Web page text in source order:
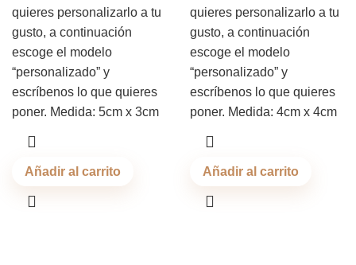
quieres personalizarlo a tu
gusto, a continuación
escoge el modelo
“personalizado” y
escríbenos lo que quieres
poner. Medida: 5cm x 3cm
Añadir al carrito
quieres personalizarlo a tu
gusto, a continuación
escoge el modelo
“personalizado” y
escríbenos lo que quieres
poner. Medida: 4cm x 4cm
Añadir al carrito